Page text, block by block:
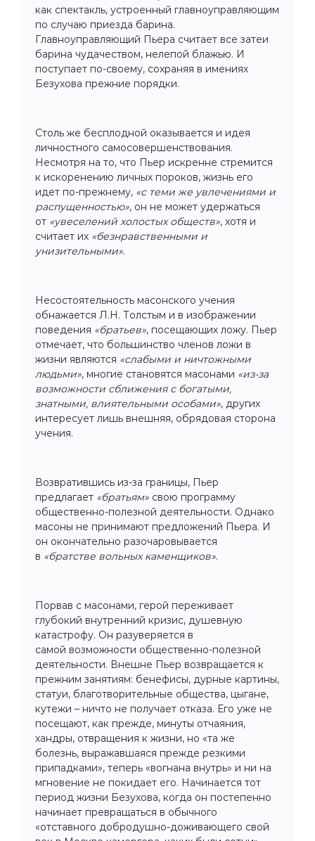
как спектакль, устроенный главноуправляющим
по случаю приезда барина.
Главноуправляющий Пьера считает все затеи
барина чудачеством, нелепой блажью. И
поступает по-своему, сохраняя в имениях
Безухова прежние порядки.
Столь же бесплодной оказывается и идея
личностного самосовершенствования.
Несмотря на то, что Пьер искренне стремится
к искоренению личных пороков, жизнь его
идет по-прежнему, «с теми же увлечениями и
распущенностью», он не может удержаться
от «увеселений холостых обществ», хотя и
считает их «безнравственными и
унизительными».
Несостоятельность масонского учения
обнажается Л.Н. Толстым и в изображении
поведения «братьев», посещающих ложу. Пьер
отмечает, что большинство членов ложи в
жизни являются «слабыми и ничтожными
людьми», многие становятся масонами «из-за
возможности сближения с богатыми,
знатными, влиятельными особами», других
интересует лишь внешняя, обрядовая сторона
учения.
Возвратившись из-за границы, Пьер
предлагает «братьям» свою программу
общественно-полезной деятельности. Однако
масоны не принимают предложений Пьера. И
он окончательно разочаровывается
в «братстве вольных каменщиков».
Порвав с масонами, герой переживает
глубокий внутренний кризис, душевную
катастрофу. Он разуверяется в
самой возможности общественно-полезной
деятельности. Внешне Пьер возвращается к
прежним занятиям: бенефисы, дурные картины,
статуи, благотворительные общества, цыгане,
кутежи – ничто не получает отказа. Его уже не
посещают, как прежде, минуты отчаяния,
хандры, отвращения к жизни, но «та же
болезнь, выражавшаяся прежде резкими
припадками», теперь «вогнана внутрь» и ни на
мгновение не покидает его. Начинается тот
период жизни Безухова, когда он постепенно
начинает превращаться в обычного
«отставного добродушно-доживающего свой